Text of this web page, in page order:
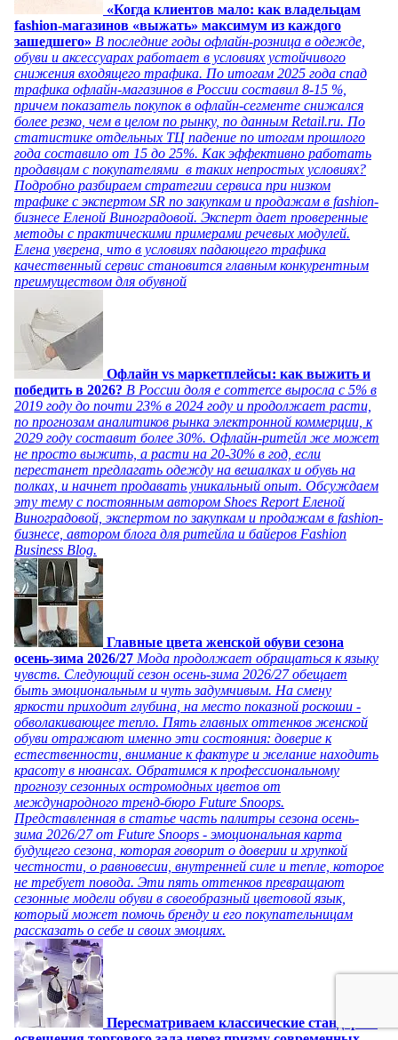
«Когда клиентов мало: как владельцам
fashion-магазинов «выжать» максимум из каждого
зашедшего» В последние годы офлайн-розница в одежде,
обуви и аксессуарах работает в условиях устойчивого
снижения входящего трафика. По итогам 2025 года спад
трафика офлайн-магазинов в России составил 8-15 %,
причем показатель покупок в офлайн-сегменте снижался
более резко, чем в целом по рынку, по данным Retail.ru. По
статистике отдельных ТЦ падение по итогам прошлого
года составило от 15 до 25%. Как эффективно работать
продавцам с покупателями в таких непростых условиях?
Подробно разбираем стратегии сервиса при низком
трафике с экспертом SR по закупкам и продажам в fashion-
бизнесе Еленой Виноградовой. Эксперт дает проверенные
методы с практическими примерами речевых модулей.
Елена уверена, что в условиях падающего трафика
качественный сервис становится главным конкурентным
преимуществом для обувной
Офлайн vs маркетплейсы: как выжить и
победить в 2026? В России доля e commerce выросла с 5% в
2019 году до почти 23% в 2024 году и продолжает расти,
по прогнозам аналитиков рынка электронной коммерции, к
2029 году составит более 30%. Офлайн-ритейл же может
не просто выжить, а расти на 20-30% в год, если
перестанет предлагать одежду на вешалках и обувь на
полках, и начнет продавать уникальный опыт. Обсуждаем
эту тему с постоянным автором Shoes Report Еленой
Виноградовой, экспертом по закупкам и продажам в fashion-
бизнесе, автором блога для ритейла и байеров Fashion
Business Blog.
Главные цвета женской обуви сезона
осень-зима 2026/27 Мода продолжает обращаться к языку
чувств. Следующий сезон осень-зима 2026/27 обещает
быть эмоциональным и чуть задумчивым. На смену
яркости приходит глубина, на место показной роскоши -
обволакивающее тепло. Пять главных оттенков женской
обуви отражают именно эти состояния: доверие к
естественности, внимание к фактуре и желание находить
красоту в нюансах. Обратимся к профессиональному
прогнозу сезонных остромодных цветов от
международного тренд-бюро Future Snoops.
Представленная в статье часть палитры сезона осень-
зима 2026/27 от Future Snoops - эмоциональная карта
будущего сезона, которая говорит о доверии и хрупкой
честности, о равновесии, внутренней силе и тепле, которое
не требует повода. Эти пять оттенков превращают
сезонные модели обуви в своеобразный цветовой язык,
который может помочь бренду и его покупательницам
рассказать о себе и своих эмоциях.
Пересматриваем классические стандарты